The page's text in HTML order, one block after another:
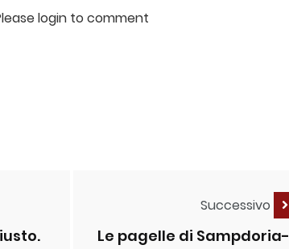
login to comment
Successivo
Le pagelle di Sampdoria-